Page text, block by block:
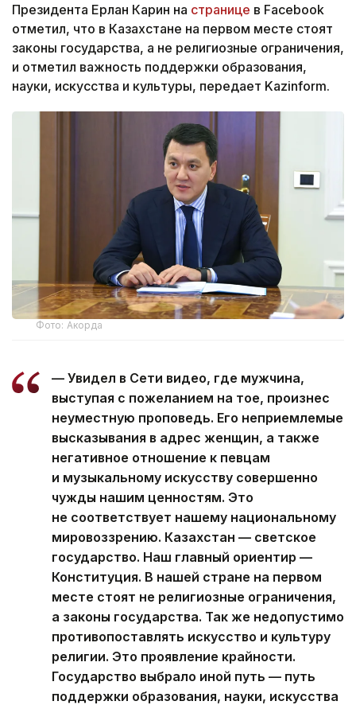
Президента Ерлан Карин на странице в Facebook
отметил, что в Казахстане на первом месте стоят
законы государства, а не религиозные ограничения,
и отметил важность поддержки образования,
науки, искусства и культуры, передает Kazinform.
Фото: Акорда
— Увидел в Сети видео, где мужчина,
выступая с пожеланием на тое, произнес
неуместную проповедь. Его неприемлемые
высказывания в адрес женщин, а также
негативное отношение к певцам
и музыкальному искусству совершенно
чужды нашим ценностям. Это
не соответствует нашему национальному
мировоззрению. Казахстан — светское
государство. Наш главный ориентир —
Конституция. В нашей стране на первом
месте стоят не религиозные ограничения,
а законы государства. Так же недопустимо
противопоставлять искусство и культуру
религии. Это проявление крайности.
Государство выбрало иной путь — путь
поддержки образования, науки, искусства